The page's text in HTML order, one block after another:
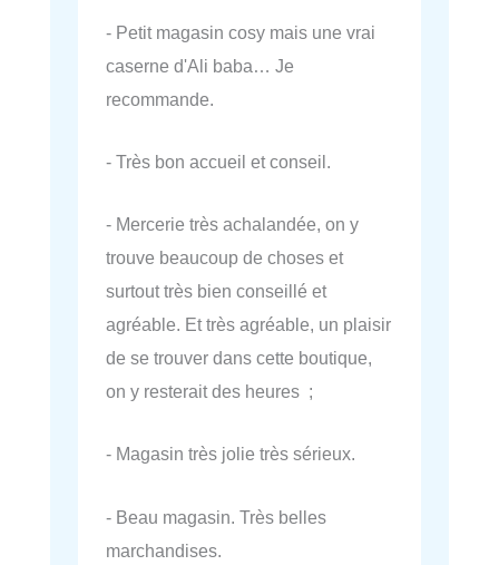
- Petit magasin cosy mais une vrai
caserne d'Ali baba… Je
recommande.
- Très bon accueil et conseil.
- Mercerie très achalandée, on y
trouve beaucoup de choses et
surtout très bien conseillé et
agréable. Et très agréable, un plaisir
de se trouver dans cette boutique,
on y resterait des heures ;
- Magasin très jolie très sérieux.
- Beau magasin. Très belles
marchandises.